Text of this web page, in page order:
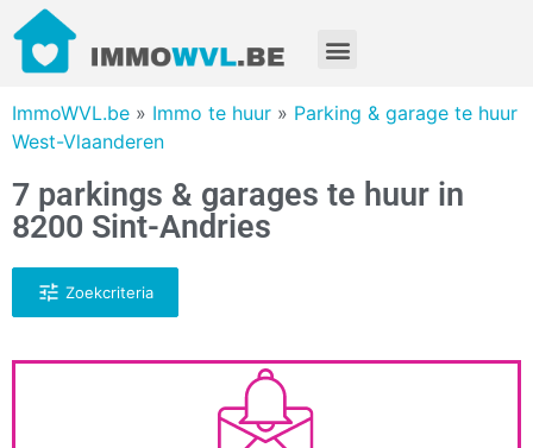
ImmoWVL.be » Immo te huur » Parking & garage te huur
West-Vlaanderen
7 parkings & garages te huur in
8200 Sint-Andries
Zoekcriteria